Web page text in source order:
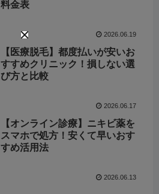
料金表
2026.06.19
【医療脱毛】都度払いが安いお
すすめクリニック！損しない選
び方と比較
2026.06.17
【オンライン診療】ニキビ薬を
スマホで処方！安くて早いおす
すめ活用法
2026.06.13